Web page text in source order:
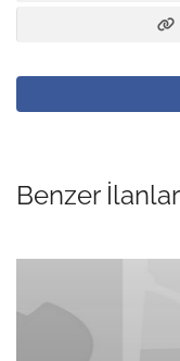
Benzer İlanlar